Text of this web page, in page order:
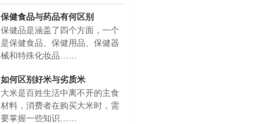
保健食品与药品有何区别
保健品是涵盖了四个方面，一个
是保健食品、保健用品、保健器
械和特殊化妆品……
如何区别好米与劣质米
大米是百姓生活中离不开的主食
材料，消费者在购买大米时，需
要掌握一些知识……